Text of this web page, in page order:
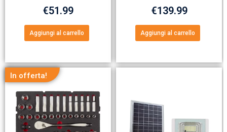
€51.99
Aggiungi al carrello
€139.99
Aggiungi al carrello
In offerta!